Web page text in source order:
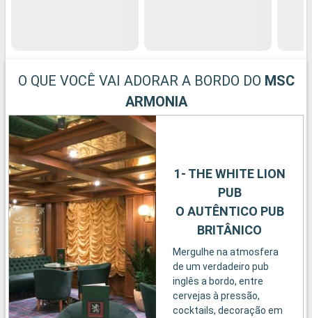
O QUE VOCÊ VAI ADORAR A BORDO DO MSC
ARMONIA
1- THE WHITE LION
PUB
O AUTÊNTICO PUB
BRITÂNICO
Mergulhe na atmosfera
de um verdadeiro pub
inglês a bordo, entre
cervejas à pressão,
cocktails, decoração em